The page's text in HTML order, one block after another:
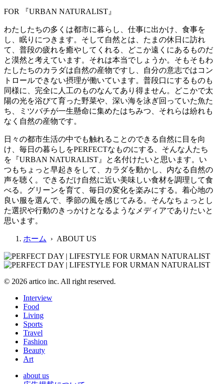
FOR 『URBAN NATURALIST』
わたしたちの多くは都市に暮らし、仕事に出かけ、食事を
し、眠りにつきます。そして自然とは、たまの休日に訪れ
て、普段の疲れを癒やしてくれる、どこか遠くにあるものだ
と漠然と考えています。それは本当でしょうか。そもそもわ
たしたちのカラダは自然の産物ですし、自分の意志ではコン
トロールできない摂理が働いています。普段口にするものも
同様に、完全に人工のものなんてあり得ません。どこかで太
陽の光を浴びて育った野菜や、深い海を泳ぎ回っていた魚た
ち、ミツバチが一生懸命に集めたはちみつ、それらは紛れも
なく自然の産物です。
日々の都市生活の中でも触れることのできる自然に目を向
け、毎日の暮らしをPERFECTなものにする、そんな人たち
を『URBAN NATURALIST』と名付けたいと思います。い
つもちょっと早起きをして、カラダを動かし、内なる自然の
声を聴く。できるだけ自然に近い美味しい食材を調理して食
べる。グリーンを育て、毎日の変化を楽みにする。着心地の
良い服を選んで、季節の風を感じてみる。そんなちょっとし
た選択や行動のきっかけとなるようなメディアでありたいと
思います。
ホーム › ABOUT US
© 2026 artico inc. All right reserved.
Interview
Food
Living
Sports
Travel
Fashion
Beauty
Art
about us